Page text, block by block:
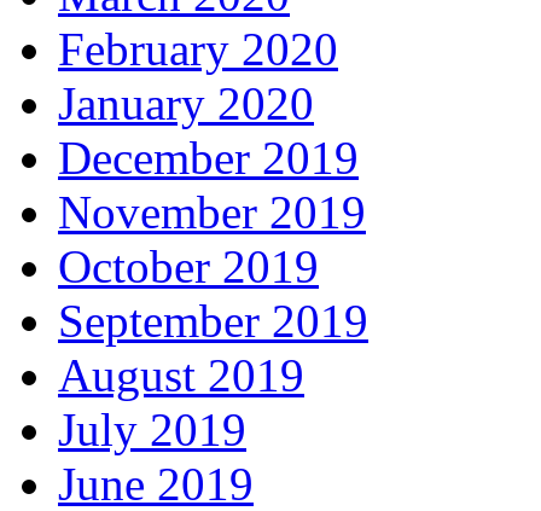
February 2020
January 2020
December 2019
November 2019
October 2019
September 2019
August 2019
July 2019
June 2019